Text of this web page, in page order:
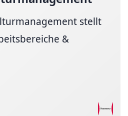
stellt
&